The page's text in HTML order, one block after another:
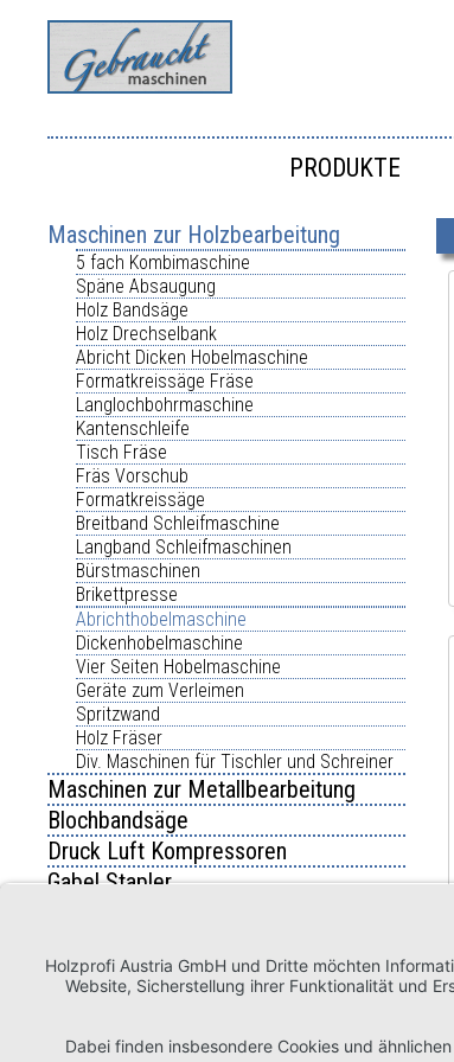
PRODUKTE
Maschinen zur Holzbearbeitung
5 fach Kombimaschine
Späne Absaugung
Holz Bandsäge
Holz Drechselbank
Abricht Dicken Hobelmaschine
Formatkreissäge Fräse
Langlochbohrmaschine
Kantenschleife
Tisch Fräse
Fräs Vorschub
Formatkreissäge
Breitband Schleifmaschine
Langband Schleifmaschinen
Bürstmaschinen
Brikettpresse
Abrichthobelmaschine
Dickenhobelmaschine
Vier Seiten Hobelmaschine
Geräte zum Verleimen
Spritzwand
Holz Fräser
Div. Maschinen für Tischler und Schreiner
Maschinen zur Metallbearbeitung
Blochbandsäge
Druck Luft Kompressoren
Gabel Stapler
COOKIE-EINSTELLUNGEN BEARBEITEN